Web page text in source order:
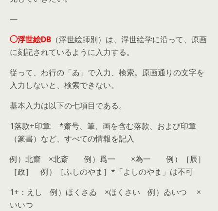
—
◯浮世絵DB （浮世絵師別）は、浮世絵学に沿って、原画
に刻記されているように入力する。
従って、わ行の「ゐ」で入力、検索。原画通りの文字を
入力しないと、検索できない。
基本入力は以下の七項目である。
1落款+印章: *齋号、筆、画を含む落款、および印章
（篆書）など、すべての情報を記入
例）北齋 ×北斎 例）爲一 ×為一 例）［辰］
［政］ 例）［ふしのやま］*「よしのやま」は不可
1+：えし 例）ほくさゐ ×ほくさい 例）ゐいつ ×
いいつ